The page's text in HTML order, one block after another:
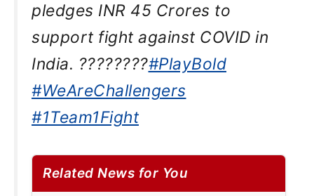
pledges INR 45 Crores to
support fight against COVID in
India. ????????#PlayBold
#WeAreChallengers
#1Team1Fight
Related News for You